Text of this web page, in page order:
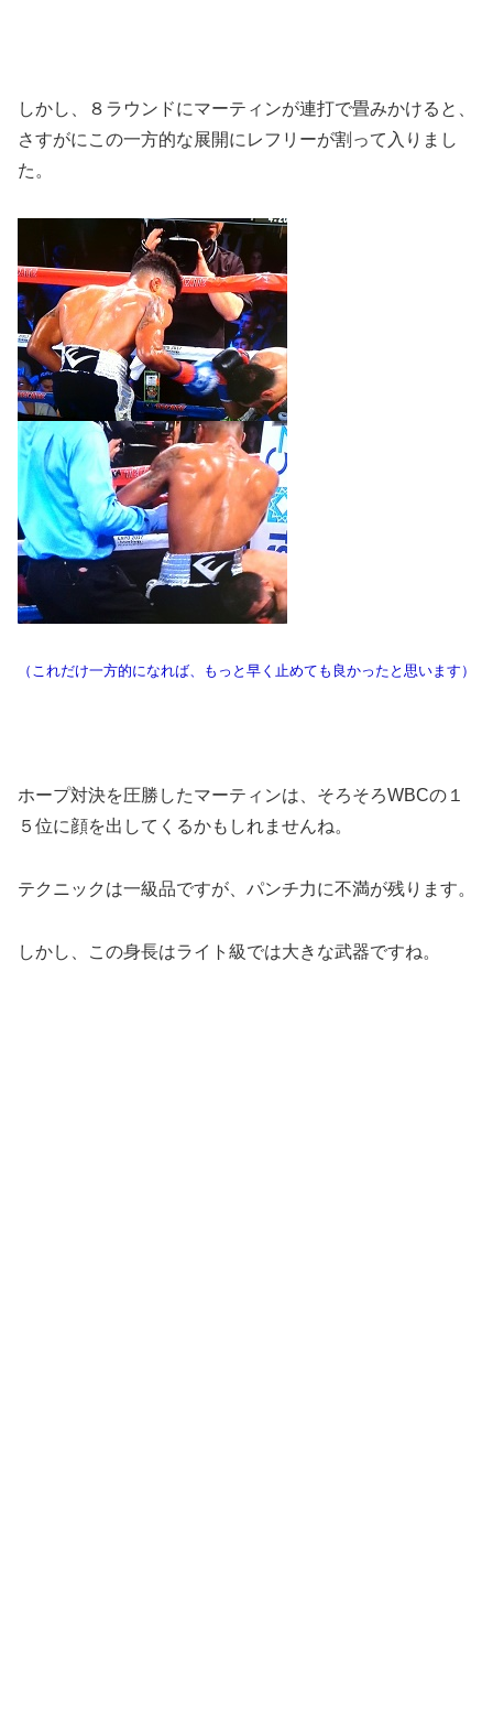
しかし、８ラウンドにマーティンが連打で畳みかけると、
さすがにこの一方的な展開にレフリーが割って入りまし
た。
（これだけ一方的になれば、もっと早く止めても良かったと思います）
ホープ対決を圧勝したマーティンは、そろそろWBCの１
５位に顔を出してくるかもしれませんね。
テクニックは一級品ですが、パンチ力に不満が残ります。
しかし、この身長はライト級では大きな武器ですね。